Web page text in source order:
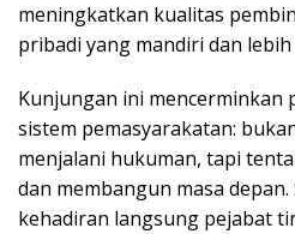
meningkatkan kualitas
pribadi yang mandiri dan lebih
Kunjungan ini mencerminkan
sistem pemasyarakatan:
menjalani hukuman, tapi
dan membangun masa
kehadiran langsung pejabat